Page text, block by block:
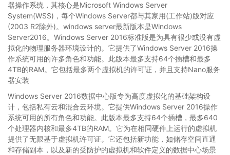
器操作系统，其核心是Microsoft Windows Server
System(WSS)，每个Windows Server都与其家用(工作站)版对应
(2003 R2除外)。windows server最新版本是Windows
Server2016。Windows Server 2016标准版是为具有很少或没有虚
拟化的物理服务器环境设计的。它提供了Windows Server 2016操
作系统可用的许多角色和功能。此版本最多支持64个插槽和最多
4TB的RAM。它包括最多两个虚拟机的许可证，并且支持Nano服务
器安装
Windows Server 2016数据中心版专为高度虚拟化的基础架构设
计，包括私有云和混合云环境。它提供Windows Server 2016操作
系统可用的所有角色和功能。此版本最多支持64个插槽，最多640
个处理器内核和最多4TB的RAM。它为在相同硬件上运行的虚拟机
提供了无限基于虚拟机许可证。它还包括新功能，如储存空间直通
和存储副本，以及新的受防护的虚拟机和软件定义的数据中心场景